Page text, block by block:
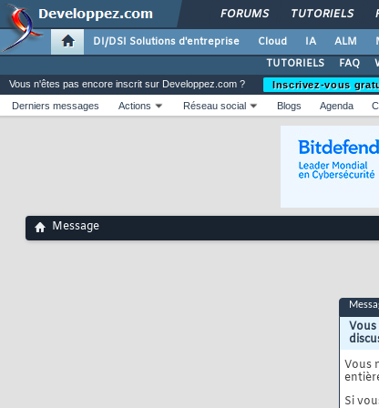
FORUMS TUTORIELS
DI/DSI Solutions d'entreprise Cloud IA ALM
TUTORIELS
FAQ
Vous n'êtes pas encore inscrit sur Developpez.com ?
Inscrivez-vous
Derniers messages
Actions Réseau social Blogs Agenda
Message
Vous
Si